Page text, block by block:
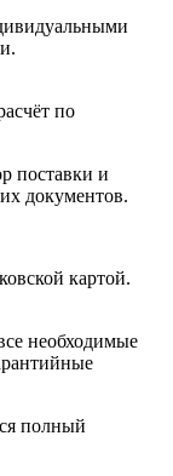
по
поставки и
документов.
картой.
необходимые
полный